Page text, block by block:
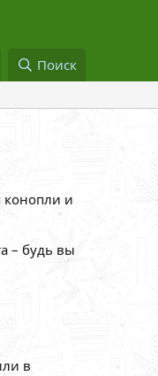
Поиск
конопли и
– будь вы
в